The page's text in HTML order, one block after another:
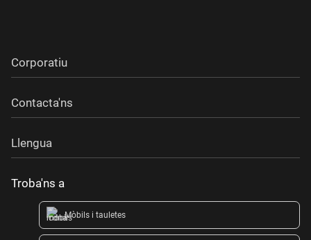
Corporatiu
Contacta'ns
Llengua
Troba'ns a
Mòbils i tauletes